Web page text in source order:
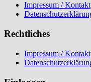
Impressum / Kontakt
Rechtliches
Impressum / Kontakt